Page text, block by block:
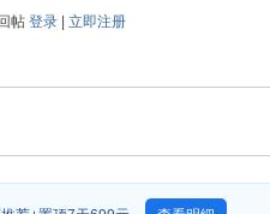
帖 登录| 立即注册